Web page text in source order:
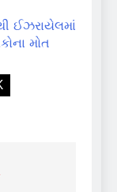
ઈઝરાયેલમાં
મોત